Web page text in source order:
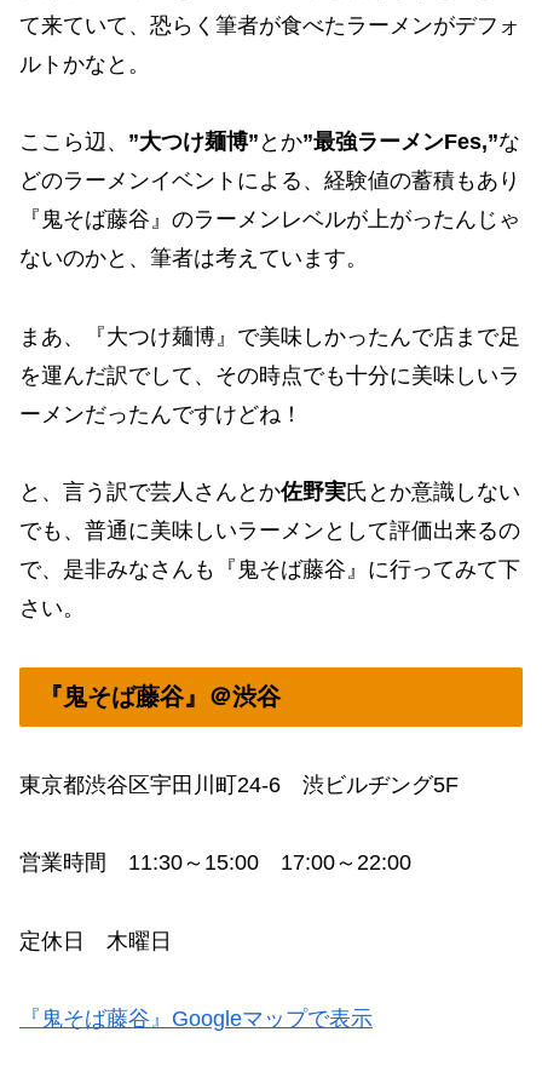
て来ていて、恐らく筆者が食べたラーメンがデフォ
ルトかなと。
ここら辺、 ”大つけ麺博” とか”最強ラーメンFes,”な
どのラーメンイベントによる、経験値の蓄積もあり
『鬼そば藤谷』のラーメンレベルが上がったんじゃ
ないのかと、筆者は考えています。
まあ、『大つけ麺博』で美味しかったんで店まで足
を運んだ訳でして、その時点でも十分に美味しいラ
ーメンだったんですけどね！
と、言う訳で芸人さんとか佐野実氏とか意識しない
でも、普通に美味しいラーメンとして評価出来るの
で、是非みなさんも『鬼そば藤谷』に行ってみて下
さい。
『鬼そば藤谷』＠渋谷
東京都渋谷区宇田川町24-6 渋ビルヂング5F
営業時間 11:30～15:00 17:00～22:00
定休日 木曜日
『鬼そば藤谷』Googleマップで表示